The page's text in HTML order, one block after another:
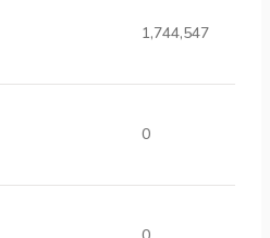
1,744,547
0